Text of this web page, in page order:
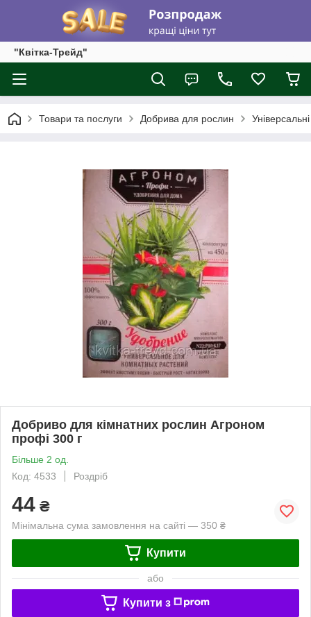
"Квітка-Трейд"
Товари та послуги Добрива для рослин
Добриво для кімнатних рослин Агроном
профі 300 г
Більше 2 од.
Код: 4533
Роздріб
44 ₴
Мінімальна сума замовлення на сайті — 350 ₴
Купити
або
Купити з